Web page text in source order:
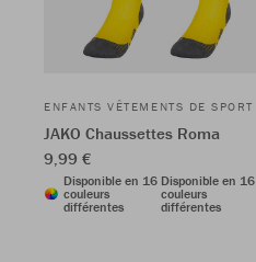
ENFANTS VÊTEMENTS DE SPORT
JAKO Chaussettes Roma
9,99 €
Disponible en 16
couleurs
différentes
Disponible en 16
couleurs
différentes